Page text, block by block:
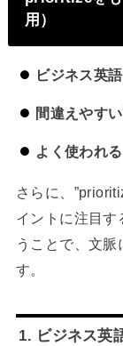
用）
ビジネス英
間違えやす
よく使われ
さらに、
イントに注目す
うことで、文脈
す。
1. ビジネス英